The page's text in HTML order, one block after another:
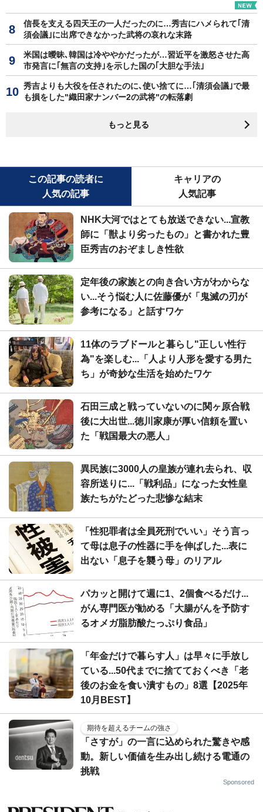
信長を支える四天王の一人だったのに…秀吉にハメられて｢清
須会議｣に出席できなかった武将の哀れな末路
米国は曖昧､韓国は冷ややかだったが…習近平を激怒させた高
市発言に｢無言の支持｣を示した国の｢大胆な手法｣
秀吉よりも大役を任されたのに､使い捨てに…｢清須会議｣で最
も損をした"織田家ナンバー2の武将"の転落劇
もっと見る
この記事の読者に
人気の記事
キャリアの
人気記事
NHK大河ではとても放送できない...宣教
師に「獣より劣ったもの」と書かれた豊
臣秀吉のおぞましき性欲
定年後の家族との向き合い方がわからな
い...そう悩む人に佐藤優が「鬼滅の刃が
参考になる」と話すワケ
11体のラブドールと暮らし"正しい性行
為"を楽しむ...「人より人形を愛する男た
ち」が奇妙な生活を始めたワケ
石田三成と戦っていないのに関ヶ原合戦
後に大出世...徳川家康が厚い信頼を置い
た「戦国最大の悪人」
異民族に3000人の皇族が連れ去られ、収
容所送りに...「戦利品」になった女性皇
族たちがたどった悲惨な結末
「性犯罪者は全員死刑でいい」そう言っ
て母は息子の性器に手を伸ばした...表に
出ない「息子を襲う母」のリアル
パカッと開けて週に1、2個食べるだけ...
がん専門医が勧める「大腸がんを予防す
るオメガ脂肪酸たっぷり食品」
「年金だけで暮らす人」は早々に手放し
ている...50代までに捨てておくべき「老
後のお金を食い潰すもの」8選【2025年
10月BEST】
期待を超えるチームの強さ
「さすが」の一言に込められた驚きや感
動。新しい価値を生み出し続ける電通の
挑戦
Sponsored